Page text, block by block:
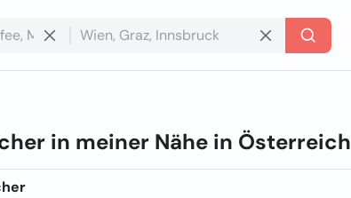
in meiner Nähe in Österreich